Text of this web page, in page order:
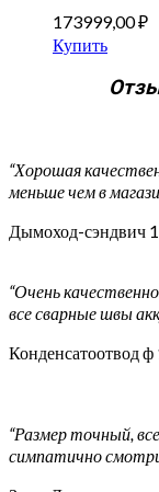
173999,00₽
Купить
“Хорошая
меньше чем в
Дымоход-сэндвич
“Очень
все сварные швы
Конденсатоотвод
“Размер точный,
симпатично